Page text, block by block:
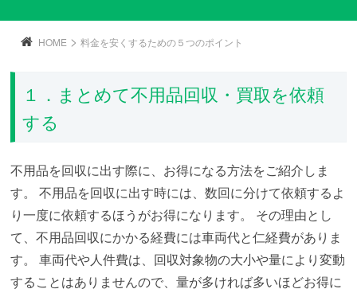
HOME > 料金を安くするための５つのポイント
１．まとめて不用品回収・買取を依頼
する
不用品を回収に出す際に、お得になる方法をご紹介しま
す。
不用品を回収に出す時には、数回に分けて依頼するよ
り一度に依頼するほうがお得になります。
その理由とし
て、不用品回収にかかる経費には車両代と仁経費がありま
す。
車両代や人件費は、回収対象物の大小や量により変動
することはありませんので、量が多ければ多いほどお得に